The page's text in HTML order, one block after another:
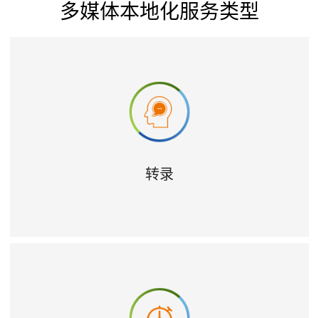
多媒体本地化服务类型
转录